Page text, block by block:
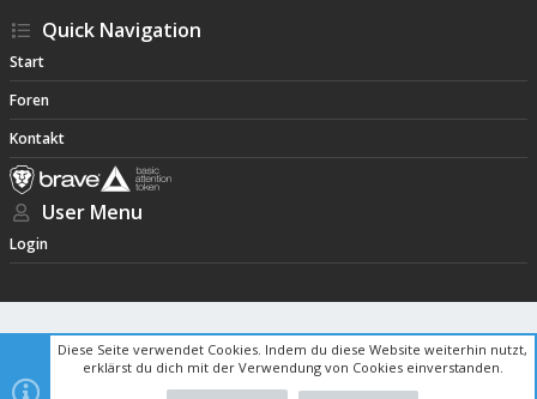
Quick Navigation
Start
Foren
Kontakt
User Menu
Login
Diese Seite verwendet Cookies. Indem du diese Website weiterhin nutzt,
erklärst du dich mit der Verwendung von Cookies einverstanden.